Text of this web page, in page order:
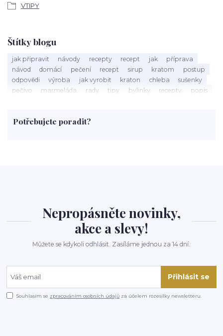
VTIPY
Štítky blogu
jak připravit návody recepty recept jak
příprava
návod
domácí pečení recept sirup kratom
postup
odpovědi
výroba jak vyrobit kraton chleba
sušenky
pečivo
marmeláda rady tipy bylinky recepty
popis
rohlíky
grilování čaj
Potřebujete poradit?
Nepropásněte novinky,
akce a slevy!
Můžete se kdykoli odhlásit. Zasíláme jednou za 14 dní.
Přihlásit se
Souhlasím se zpracováním osobních údajů za účelem rozesílky newsletteru.